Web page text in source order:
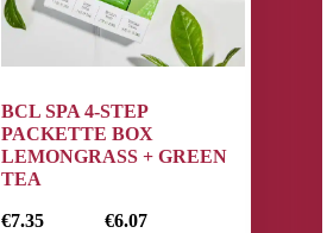
BCL SPA 4-STEP
PACKETTE BOX
LEMONGRASS + GREEN
TEA
€7.35
€6.07